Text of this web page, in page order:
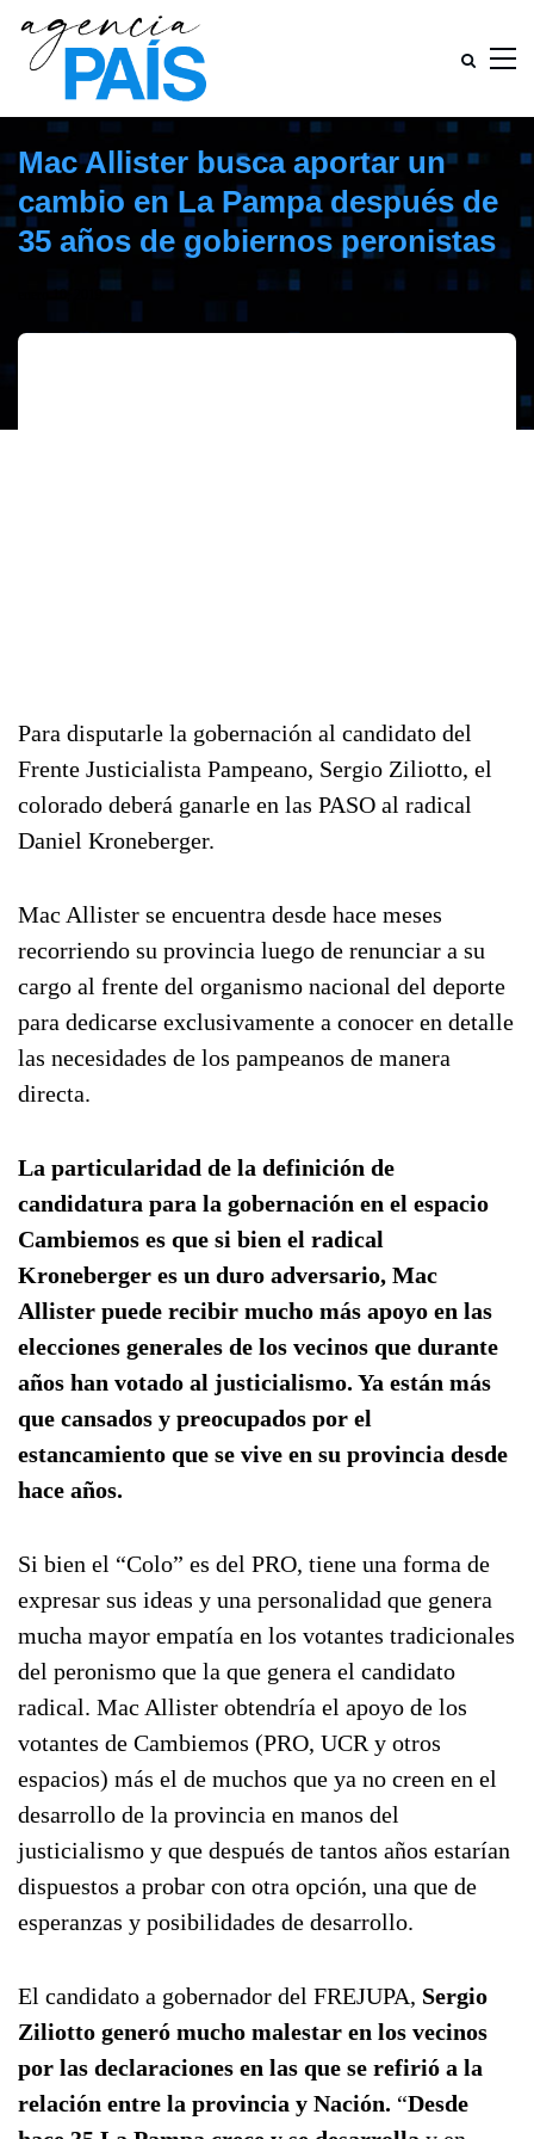
Mac Allister busca aportar un
cambio en La Pampa después de
35 años de gobiernos peronistas
Para disputarle la gobernación al candidato del
Frente Justicialista Pampeano, Sergio Ziliotto, el
colorado deberá ganarle en las PASO al radical
Daniel Kroneberger.
Mac Allister se encuentra desde hace meses
recorriendo su provincia luego de renunciar a su
cargo al frente del organismo nacional del deporte
para dedicarse exclusivamente a conocer en detalle
las necesidades de los pampeanos de manera
directa.
La particularidad de la definición de
candidatura para la gobernación en el espacio
Cambiemos es que si bien el radical
Kroneberger es un duro adversario, Mac
Allister puede recibir mucho más apoyo en las
elecciones generales de los vecinos que durante
años han votado al justicialismo. Ya están más
que cansados y preocupados por el
estancamiento que se vive en su provincia desde
hace años.
Si bien el “Colo” es del PRO, tiene una forma de
expresar sus ideas y una personalidad que genera
mucha mayor empatía en los votantes tradicionales
del peronismo que la que genera el candidato
radical. Mac Allister obtendría el apoyo de los
votantes de Cambiemos (PRO, UCR y otros
espacios) más el de muchos que ya no creen en el
desarrollo de la provincia en manos del
justicialismo y que después de tantos años estarían
dispuestos a probar con otra opción, una que de
esperanzas y posibilidades de desarrollo.
El candidato a gobernador del FREJUPA, Sergio
Ziliotto generó mucho malestar en los vecinos
por las declaraciones en las que se refirió a la
relación entre la provincia y Nación. “Desde